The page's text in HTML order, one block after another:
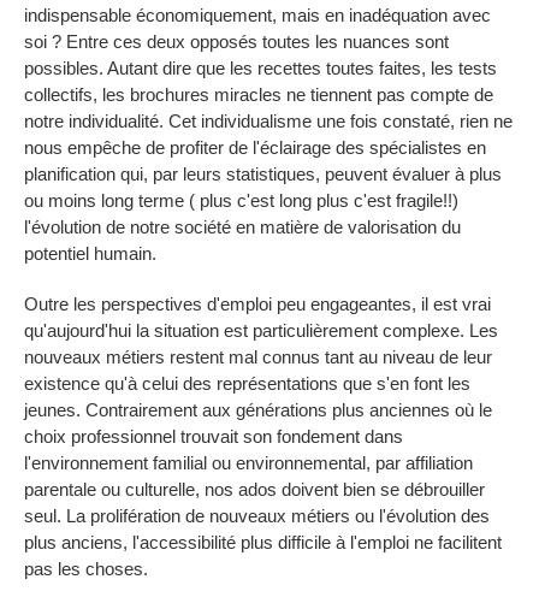
indispensable économiquement, mais en inadéquation avec
soi ? Entre ces deux opposés toutes les nuances sont
possibles. Autant dire que les recettes toutes faites, les tests
collectifs, les brochures miracles ne tiennent pas compte de
notre individualité. Cet individualisme une fois constaté, rien ne
nous empêche de profiter de l'éclairage des spécialistes en
planification qui, par leurs statistiques, peuvent évaluer à plus
ou moins long terme ( plus c'est long plus c'est fragile!!)
l'évolution de notre société en matière de valorisation du
potentiel humain.
Outre les perspectives d'emploi peu engageantes, il est vrai
qu'aujourd'hui la situation est particulièrement complexe. Les
nouveaux métiers restent mal connus tant au niveau de leur
existence qu'à celui des représentations que s'en font les
jeunes. Contrairement aux générations plus anciennes où le
choix professionnel trouvait son fondement dans
l'environnement familial ou environnemental, par affiliation
parentale ou culturelle, nos ados doivent bien se débrouiller
seul. La prolifération de nouveaux métiers ou l'évolution des
plus anciens, l'accessibilité plus difficile à l'emploi ne facilitent
pas les choses.